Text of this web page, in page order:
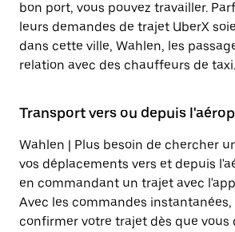
bon port, vous pouvez travailler.
leurs demandes de trajet UberX
dans cette ville, Wahlen, les
relation avec des chauffeurs de taxi.
Transport vers ou depuis
Wahlen | Plus besoin de chercher
vos déplacements vers et depuis
en commandant un trajet avec
Avec les commandes instantanées,
confirmer votre trajet dès que vous